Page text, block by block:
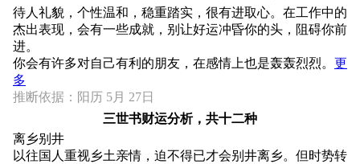
待人礼貌，个性温和，稳重踏实，很有进取心。在工作中的
杰出表现，会有一些成就，别让好运冲昏你的头，阻碍你前
进。
你会有许多对自己有利的朋友，在感情上也是轰轰烈烈。 更
多
推断依据：阳历 5月 27日
三世书财运分析，共十二种
离乡别井
以往国人重视乡土亲情，迫不得已才会别井离乡。但时势转